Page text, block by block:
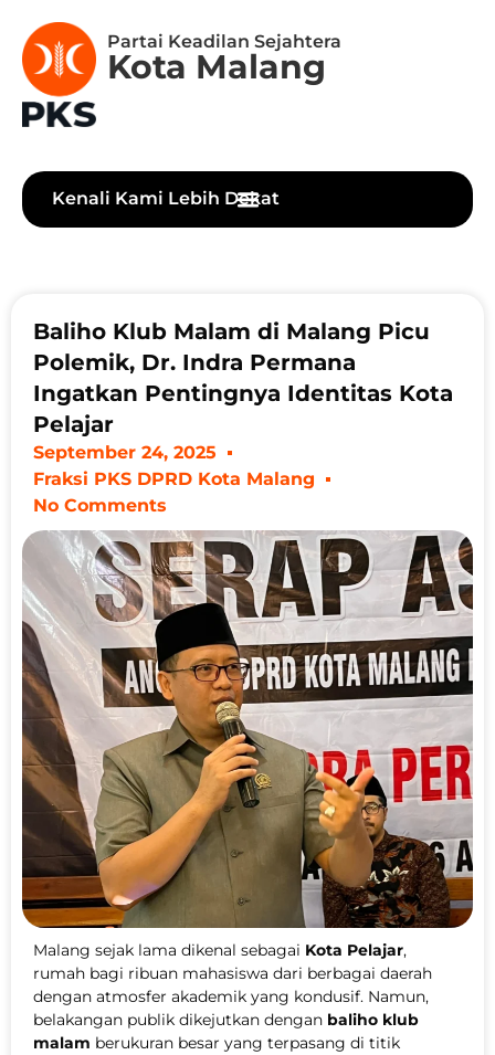
Partai Keadilan Sejahtera
Kota Malang
Kenali Kami Lebih Dekat
Baliho Klub Malam di Malang Picu
Polemik, Dr. Indra Permana
Ingatkan Pentingnya Identitas Kota
Pelajar
September 24, 2025
Fraksi PKS DPRD Kota Malang
No Comments
Malang sejak lama dikenal sebagai Kota Pelajar,
rumah bagi ribuan mahasiswa dari berbagai daerah
dengan atmosfer akademik yang kondusif. Namun,
belakangan publik dikejutkan dengan baliho klub
malam berukuran besar yang terpasang di titik